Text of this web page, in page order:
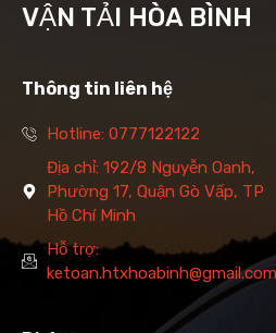
VẬN TẢI HÒA BÌNH
Thông tin liên hệ
Hotline: 0777122122
Địa chỉ: 192/8 Nguyễn Oanh,
Phường 17, Quận Gò Vấp, TP
Hồ Chí Minh
Hỗ trợ:
ketoan.htxhoabinh@gmail.com